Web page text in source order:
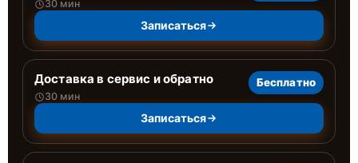
30 мин
Записаться
Доставка в сервис и обратно
30 мин
Бесплатно
Записаться